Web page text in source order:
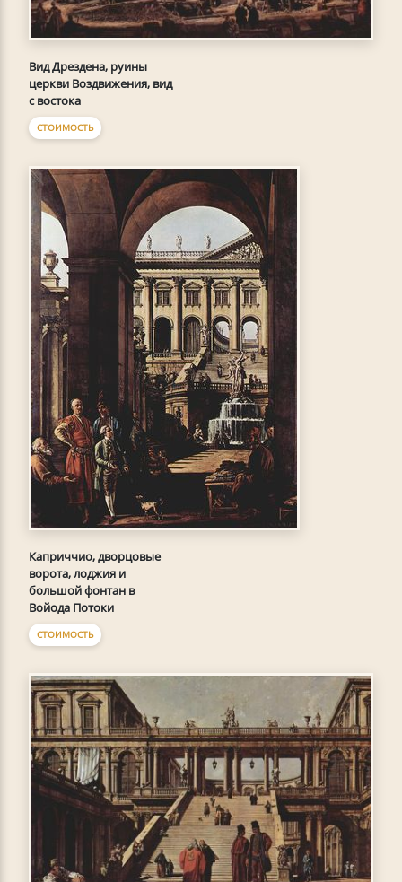
Вид Дрездена, руины
церкви Воздвижения, вид
с востока
СТОИМОСТЬ
Каприччио, дворцовые
ворота, лоджия и
большой фонтан в
Войода Потоки
СТОИМОСТЬ